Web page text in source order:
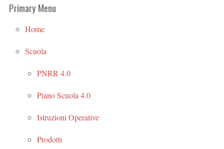
Primary Menu
Home
Scuola
PNRR 4.0
Piano Scuola 4.0
Istruzioni Operative
Prodotti